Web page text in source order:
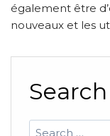
également être
nouveaux et les
Search
Search